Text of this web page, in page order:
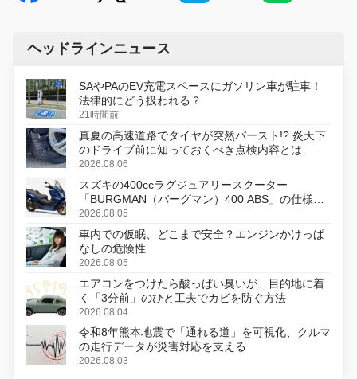
ヘッドラインニュース
SAやPAのEV充電スペースにガソリン車が駐車！
法律的にどう扱われる？
21時間前
真夏の高速道路でタイヤが突然バースト!? 炎天下
のドライブ前に知っておくべき点検内容とは
2026.08.06
スズキの400ccラグジュアリースクーター
「BURGMAN（バーグマン）400 ABS」の仕様を
変更し、8月18日に発売
2026.08.05
車内での仮眠、どこまで安全？エンジンかけっぱ
なしの危険性
2026.08.05
エアコンをつけたら酸っぱい臭いが…目的地に着
く「3分前」のひと工夫でカビを防ぐ方法
2026.08.04
令和8年熊本地震で「通れる道」を可視化、クルマ
の走行データが災害対応を支える
2026.08.03